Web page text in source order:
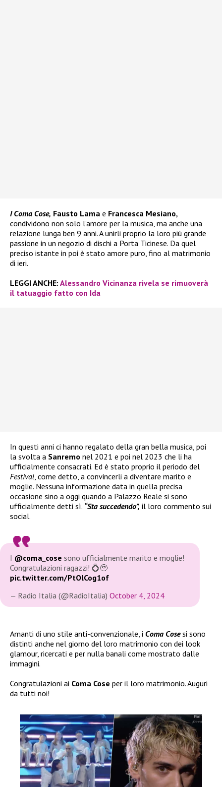
I Coma Cose, Fausto Lama e Francesca Mesiano,
condividono non solo l’amore per la musica, ma anche una
relazione lunga ben 9 anni. A unirli proprio la loro più grande
passione in un negozio di dischi a Porta Ticinese. Da quel
preciso istante in poi è stato amore puro, fino al matrimonio
di ieri.
LEGGI ANCHE: Alessandro Vicinanza rivela se rimuoverà
il tatuaggio fatto con Ida
In questi anni ci hanno regalato della gran bella musica, poi
la svolta a Sanremo nel 2021 e poi nel 2023 che li ha
ufficialmente consacrati. Ed è stato proprio il periodo del
Festival, come detto, a convincerli a diventare marito e
moglie. Nessuna informazione data in quella precisa
occasione sino a oggi quando a Palazzo Reale si sono
ufficialmente detti sì. “Sta succedendo”, il loro commento sui
social.
I @coma_cose sono ufficialmente marito e moglie!
Congratulazioni ragazzi! 💍🥹
pic.twitter.com/PtOlCog1of
— Radio Italia (@RadioItalia) October 4, 2024
Amanti di uno stile anti-convenzionale, i Coma Cosesi sono
distinti anche nel giorno del loro matrimonio con dei look
glamour, ricercati e per nulla banali come mostrato dalle
immagini.
Congratulazioni ai Coma Cose per il loro matrimonio. Auguri
da tutti noi!